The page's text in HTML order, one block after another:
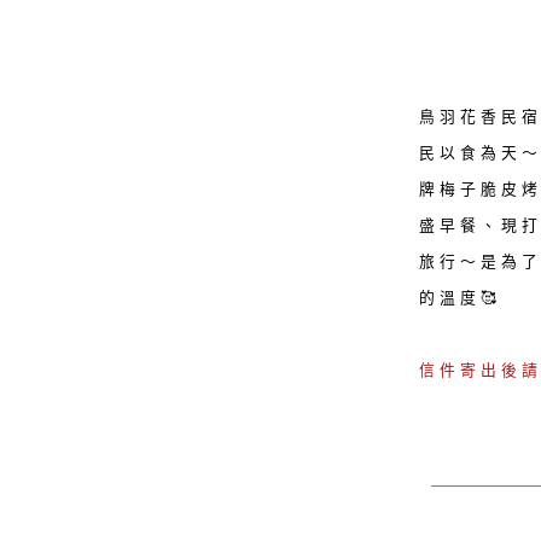
鳥羽花香民
民以食為天
牌梅子脆皮
盛早餐、現
旅行～是為
的溫度🥰
信件寄出後